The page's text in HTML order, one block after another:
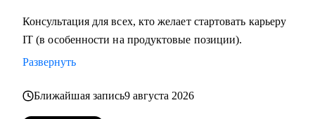
Консультация для всех, кто желает стартовать карьеру
IT (в особенности на продуктовые позиции).
Развернуть
Ближайшая запись9 августа 2026